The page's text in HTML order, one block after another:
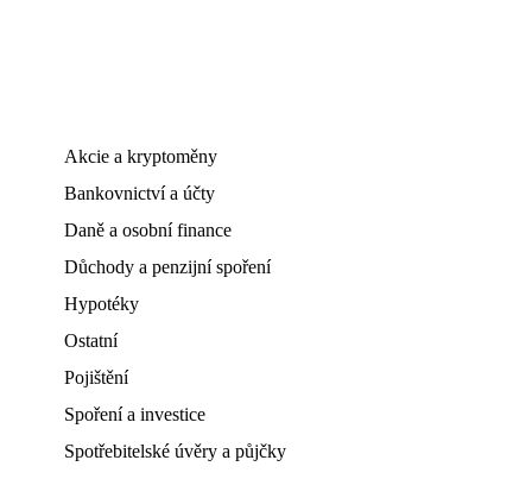
Akcie a kryptoměny
Bankovnictví a účty
Daně a osobní finance
Důchody a penzijní spoření
Hypotéky
Ostatní
Pojištění
Spoření a investice
Spotřebitelské úvěry a půjčky